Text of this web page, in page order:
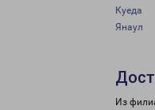
Куеда
Янаул
Из